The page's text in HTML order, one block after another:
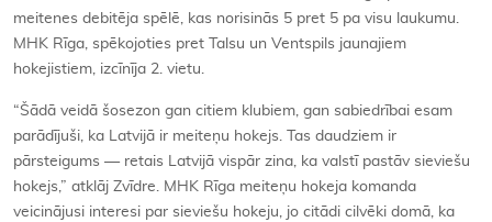
meitenes debitēja spēlē, kas norisinās 5 pret 5 pa visu laukumu.
MHK Rīga, spēkojoties pret Talsu un Ventspils jaunajiem
hokejistiem, izcīnīja 2. vietu.
“Šādā veidā šosezon gan citiem klubiem, gan sabiedrībai esam
parādījuši, ka Latvijā ir meiteņu hokejs. Tas daudziem ir
pārsteigums — retais Latvijā vispār zina, ka valstī pastāv sieviešu
hokejs,” atklāj Zvīdre. MHK Rīga meiteņu hokeja komanda
veicinājusi interesi par sieviešu hokeju, jo citādi cilvēki domā, ka